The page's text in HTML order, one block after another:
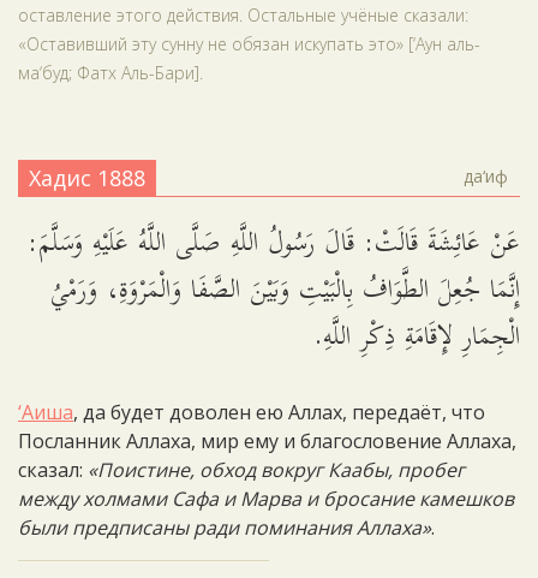
оставление этого действия. Остальные учёные сказали:
«Оставивший эту сунну не обязан искупать это» [‘Аун аль-
ма‘буд; Фатх Аль-Бари].
Хадис 1888 да‘иф
عَنْ عَائِشَةَ قَالَتْ: قَالَ رَسُولُ اللَّهِ صَلَّى اللَّهُ عَلَيْهِ وَسَلَّمَ:
إِنَّمَا جُعِلَ الطَّوَافُ بِالْبَيْتِ وَبَيْنَ الصَّفَا وَالْمَرْوَةِ، وَرَمْيُ
الْجِمَارِ لإِقَامَةِ ذِكْرِ اللَّهِ.
‘Аиша, да будет доволен ею Аллах, передаёт, что
Посланник Аллаха, мир ему и благословение Аллаха,
сказал: «Поистине, обход вокруг Каабы, пробег
между холмами Сафа и Марва и бросание камешков
были предписаны ради поминания Аллаха».